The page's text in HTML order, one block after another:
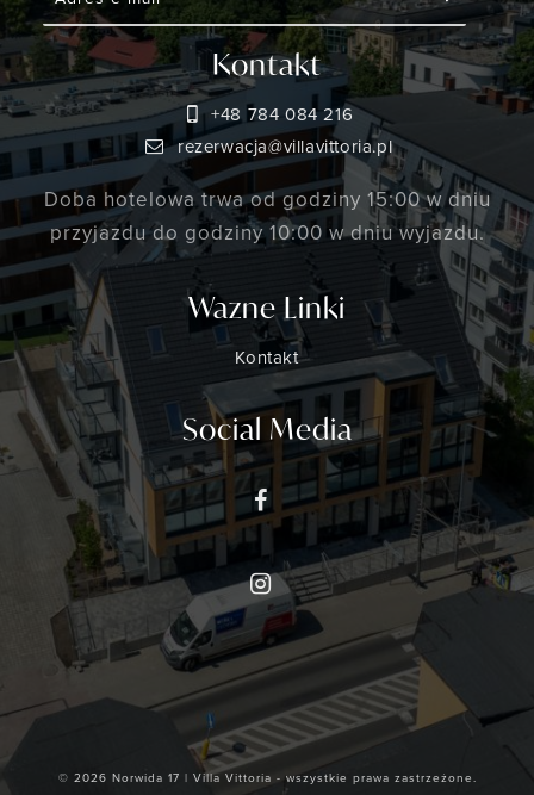
Kontakt
+48 784 084 216
rezerwacja@villavittoria.pl
Doba hotelowa trwa od godziny 15:00 w dniu
przyjazdu do godziny 10:00 w dniu wyjazdu.
Wazne Linki
Kontakt
Social Media
© 2026 Norwida 17 | Villa Vittoria - wszystkie prawa zastrzeżone.